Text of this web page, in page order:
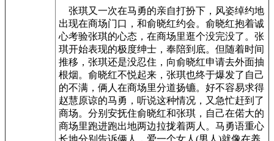
张琪又一次在马勇的亲自打扮下，风姿绰约地
出现在商场门口，和俞晓红约会。俞晓红抱着诚
心考验张琪的心态，在商场里逛个没完没了。张
琪开始表现的极度绅士，奉陪到底。但随着时间
推移，张琪还是没忍住，向俞晓红申请去外面抽
根烟。俞晓红不悦起来，张琪也终于爆发了自己
的不满，俩人在商场里分道扬镳。好不容易求得
赵慧原谅的马勇，听说这种情况，又急忙赶到了
商场。分别安抚住俞晓红和张琪，自己在偌大的
商场里跑进跑出地两边拉拢着两人。马勇语重心
长地分别告诉俩人，爱一个女人(男人)就像在养